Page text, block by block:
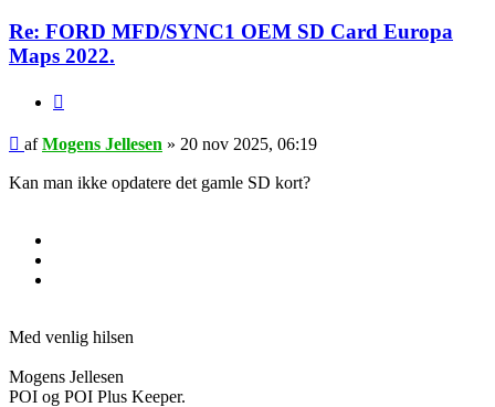
Re: FORD MFD/SYNC1 OEM SD Card Europa
Maps 2022.
Indlæg
afMogens Jellesen » 20 nov 2025, 06:19
Kan man ikke opdatere det gamle SD kort?
Med venlig hilsen
Mogens Jellesen
POI og POI Plus Keeper.